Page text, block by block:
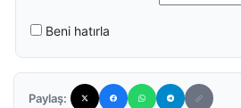
Beni hatırla
Paylaş: